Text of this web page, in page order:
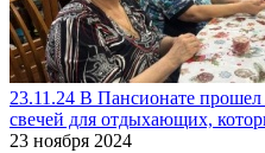
23.11.24 В Пансионате
свечей для отдыхающих,
23 ноября 2024